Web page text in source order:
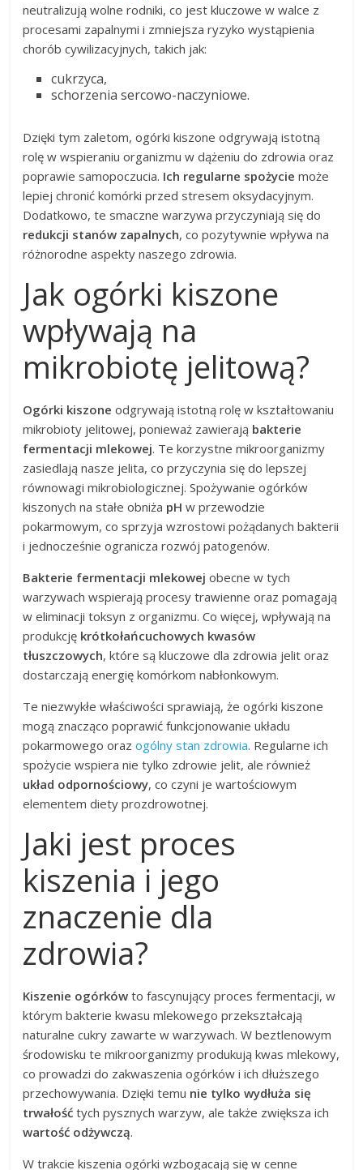
neutralizują wolne rodniki, co jest kluczowe w walce z
procesami zapalnymi i zmniejsza ryzyko wystąpienia
chorób cywilizacyjnych, takich jak:
cukrzyca,
schorzenia sercowo-naczyniowe.
Dzięki tym zaletom, ogórki kiszone odgrywają istotną
rolę w wspieraniu organizmu w dążeniu do zdrowia oraz
poprawie samopoczucia. Ich regularne spożycie może
lepiej chronić komórki przed stresem oksydacyjnym.
Dodatkowo, te smaczne warzywa przyczyniają się do
redukcji stanów zapalnych, co pozytywnie wpływa na
różnorodne aspekty naszego zdrowia.
Jak ogórki kiszone
wpływają na
mikrobiotę jelitową?
Ogórki kiszone odgrywają istotną rolę w kształtowaniu
mikrobioty jelitowej, ponieważ zawierają bakterie
fermentacji mlekowej. Te korzystne mikroorganizmy
zasiedlają nasze jelita, co przyczynia się do lepszej
równowagi mikrobiologicznej. Spożywanie ogórków
kiszonych na stałe obniża pH w przewodzie
pokarmowym, co sprzyja wzrostowi pożądanych bakterii
i jednocześnie ogranicza rozwój patogenów.
Bakterie fermentacji mlekowej obecne w tych
warzywach wspierają procesy trawienne oraz pomagają
w eliminacji toksyn z organizmu. Co więcej, wpływają na
produkcję krótkołańcuchowych kwasów
tłuszczowych, które są kluczowe dla zdrowia jelit oraz
dostarczają energię komórkom nabłonkowym.
Te niezwykłe właściwości sprawiają, że ogórki kiszone
mogą znacząco poprawić funkcjonowanie układu
pokarmowego orazogólny stan zdrowia. Regularne ich
spożycie wspiera nie tylko zdrowie jelit, ale również
układ odpornościowy, co czyni je wartościowym
elementem diety prozdrowotnej.
Jaki jest proces
kiszenia i jego
znaczenie dla
zdrowia?
Kiszenie ogórków to fascynujący proces fermentacji, w
którym bakterie kwasu mlekowego przekształcają
naturalne cukry zawarte w warzywach. W beztlenowym
środowisku te mikroorganizmy produkują kwas mlekowy,
co prowadzi do zakwaszenia ogórków i ich dłuższego
przechowywania. Dzięki temu nie tylko wydłuża się
trwałość tych pysznych warzyw, ale także zwiększa ich
wartość odżywczą.
W trakcie kiszenia ogórki wzbogacają się w cenne